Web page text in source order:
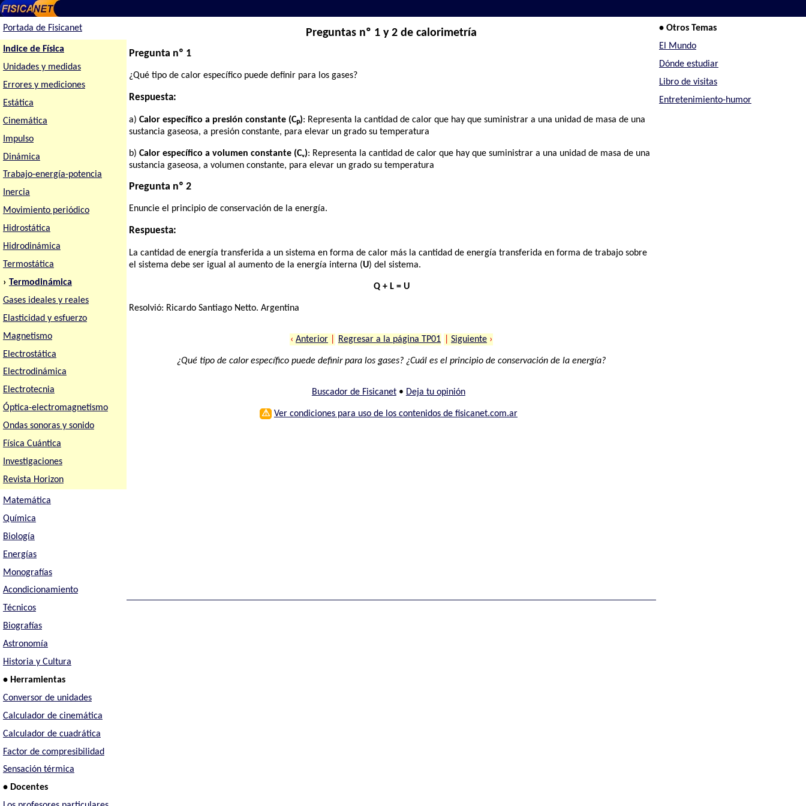
Portada de Fisicanet
Indice de Física
Unidades y medidas
Errores y mediciones
Estática
Cinemática
Impulso
Dinámica
Trabajo-energía-potencia
Inercia
Movimiento periódico
Hidrostática
Hidrodinámica
Termostática
› Termodinámica
Gases ideales y reales
Elasticidad y esfuerzo
Magnetismo
Electrostática
Electrodinámica
Electrotecnia
Óptica-electromagnetismo
Ondas sonoras y sonido
Física Cuántica
Investigaciones
Revista Horizon
Matemática
Química
Biología
Energías
Monografías
Acondicionamiento
Técnicos
Biografías
Astronomía
Historia y Cultura
• Herramientas
Conversor de unidades
Calculador de cinemática
Calculador de cuadrática
Factor de compresibilidad
Sensación térmica
• Docentes
Preguntas nº 1 y 2 de calorimetría
Pregunta nº 1
¿Qué tipo de calor específico puede definir para los gases?
Respuesta:
a)Calor específico a presión constante (Cₚ): Representa la cantidad de calor que hay que suministrar a una unidad de masa de una
sustancia gaseosa, a presión constante, para elevar un grado su temperatura
b)Calor específico a volumen constante (Cᵥ): Representa la cantidad de calor que hay que suministrar a una unidad de masa de una
sustancia gaseosa, a volumen constante, para elevar un grado su temperatura
Pregunta nº 2
Enuncie el principio de conservación de la energía.
Respuesta:
La cantidad de energía transferida a un sistema en forma de calor más la cantidad de energía transferida en forma de trabajo sobre
el sistema debe ser igual al aumento de la energía interna (U) del sistema.
Q + L = U
Resolvió: Ricardo Santiago Netto. Argentina
‹ Anterior Regresar a la página TP01 Siguiente ›
¿Qué tipo de calor específico puede definir para los gases? ¿Cuál es el principio de conservación de la energía?
Buscador de Fisicanet• Deja tu opinión
⚠ Ver condiciones para uso de los contenidos de fisicanet.com.ar
• Otros Temas
El Mundo
Dónde estudiar
Libro de visitas
Entretenimiento-humor